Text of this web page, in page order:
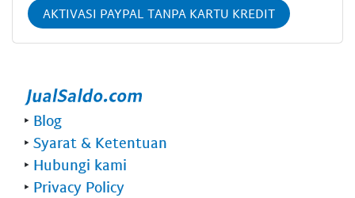
AKTIVASI PAYPAL TANPA KARTU KREDIT
‣ Blog
‣ Syarat & Ketentuan
‣ Hubungi kami
‣ Privacy Policy